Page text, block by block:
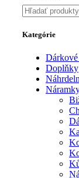
Kategórie
Doplňky